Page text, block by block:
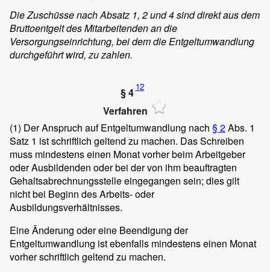
Die Zuschüsse nach Absatz 1, 2 und 4 sind direkt aus dem
Bruttoentgelt des Mitarbeitenden an die
Versorgungseinrichtung, bei dem die Entgeltumwandlung
durchgeführt wird, zu zahlen.
§ 4 12
Verfahren
(1) Der Anspruch auf Entgeltumwandlung nach § 2Abs. 1
Satz 1 ist schriftlich geltend zu machen. Das Schreiben
muss mindestens einen Monat vorher beim Arbeitgeber
oder Ausbildenden oder bei der von ihm beauftragten
Gehaltsabrechnungsstelle eingegangen sein; dies gilt
nicht bei Beginn des Arbeits- oder
Ausbildungsverhältnisses.
Eine Änderung oder eine Beendigung der
Entgeltumwandlung ist ebenfalls mindestens einen Monat
vorher schriftlich geltend zu machen.